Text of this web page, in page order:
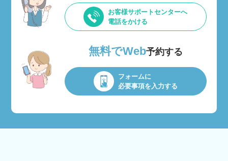
お客様サポートセンターへ
電話をかける
無料でWeb予約する
フォームに
必要事項を入力する